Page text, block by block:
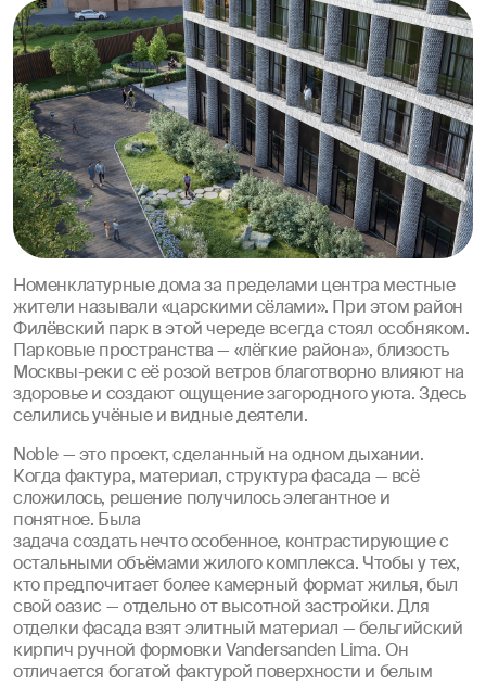
Номенклатурные дома за пределами центра местные
жители называли «царскими сёлами». При этом район
Филёвский парк в этой череде всегда стоял особняком.
Парковые пространства — «лёгкие района», близость
Москвы-реки с её розой ветров благотворно влияют на
здоровье и создают ощущение загородного уюта. Здесь
селились учёные и видные деятели.
Noble — это проект, сделанный на одном дыхании.
Когда фактура, материал, структура фасада — всё
сложилось, решение получилось элегантное и
понятное. Была
задача создать нечто особенное, контрастирующие с
остальными объёмами жилого комплекса. Чтобы у тех,
кто предпочитает более камерный формат жилья, был
свой оазис — отдельно от высотной застройки. Для
отделки фасада взят элитный материал — бельгийский
кирпич ручной формовки Vandersanden Lima. Он
отличается богатой фактурой поверхности и белым